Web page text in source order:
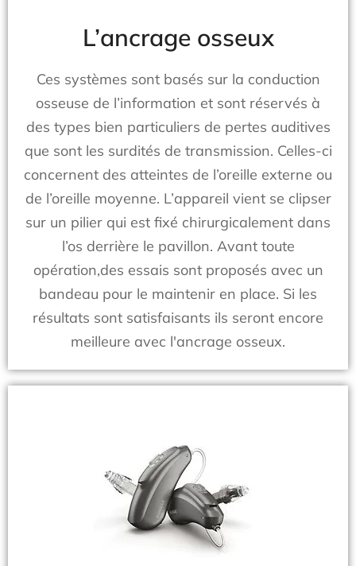
L’ancrage osseux
Ces systèmes sont basés sur la conduction
osseuse de l’information et sont réservés à
des types bien particuliers de pertes auditives
que sont les surdités de transmission. Celles-ci
concernent des atteintes de l’oreille externe ou
de l’oreille moyenne. L’appareil vient se clipser
sur un pilier qui est fixé chirurgicalement dans
l’os derrière le pavillon. Avant toute
opération,des essais sont proposés avec un
bandeau pour le maintenir en place. Si les
résultats sont satisfaisants ils seront encore
meilleure avec l'ancrage osseux.